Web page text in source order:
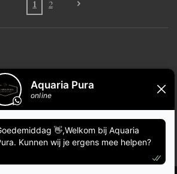
van cookies om uw
1 2
Disclaimer
Verzend-